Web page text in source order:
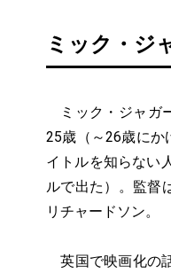
ミック・ジ
ミック・ジャガ
25歳（～26歳にか
イトルを知らない
ルで出た）。監督
リチャードソン。
英国で映画化の